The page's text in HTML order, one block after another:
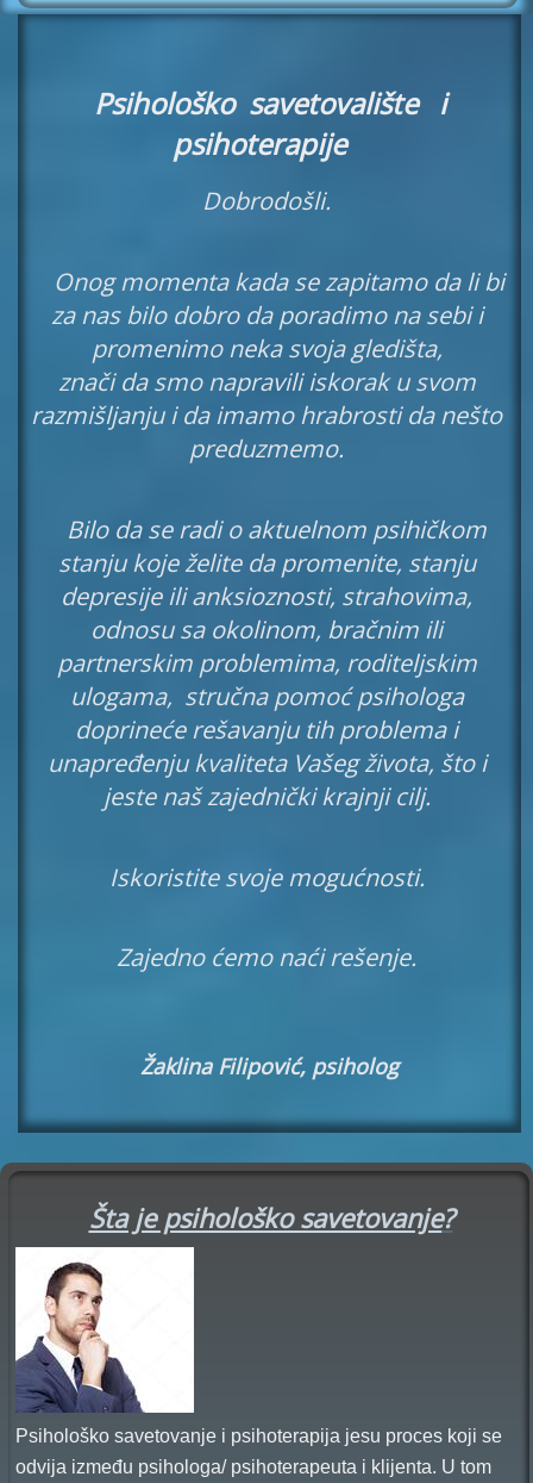
Psihološko savetovalištei
psihoterapije
Dobrodošli.
Onog momenta kada se zapitamo da li bi
za nas bilo dobro da poradimo na sebi i
promenimo neka svoja gledišta,
znači da smo napravili iskorak u svom
razmišljanju i da imamo hrabrosti da nešto
preduzmemo.
Bilo da se radi o aktuelnom psihičkom
stanju koje želite da promenite, stanju
depresije ili anksioznosti, strahovima,
odnosu sa okolinom, bračnim ili
partnerskim problemima, roditeljskim
ulogama, stručna pomoć psihologa
doprineće rešavanju tih problemai
unapređenju kvaliteta Vašeg života, što i
jeste naš zajednički krajnji cilj.
Iskoristite svoje mogućnosti.
Zajedno ćemo naći rešenje.
Žaklina Filipović, psiholog
Šta je psihološko savetovanje?
Psihološko savetovanje i psihoterapija jesu proces koji se
odvija između psihologa/ psihoterapeuta i klijenta. U tom